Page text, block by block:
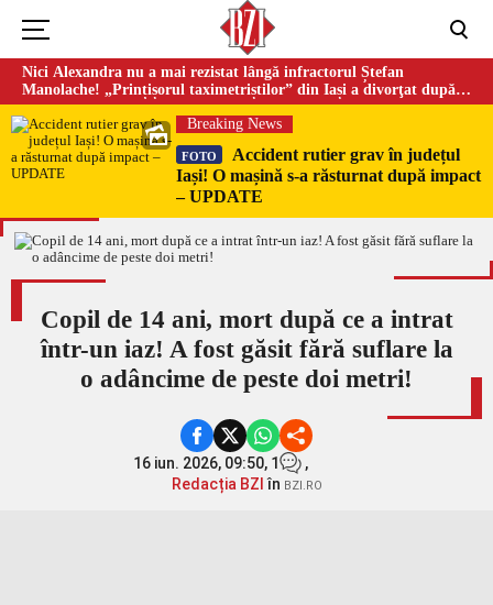
Nici Alexandra nu a mai rezistat lângă infractorul Ștefan
Manolache! „Prințișorul taximetriștilor” din Iași a divorţat după
doi ani de căsnicie
Breaking News
FOTO
Accident rutier grav în județul
Iași! O mașină s-a răsturnat după impact
– UPDATE
Copil de 14 ani, mort după ce a intrat
într-un iaz! A fost găsit fără suflare la
o adâncime de peste doi metri!
16 iun. 2026, 09:50, 1
,
Redacția BZI în BZI.RO